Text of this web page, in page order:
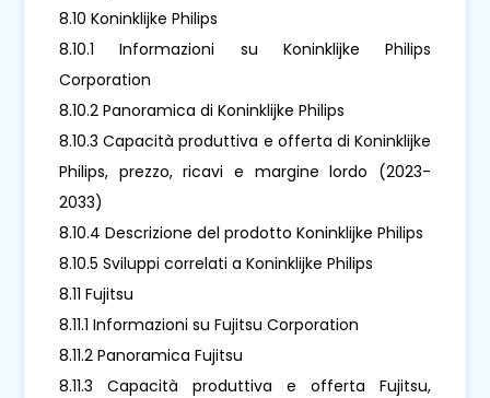
8.10 Koninklijke Philips
8.10.1 Informazioni su Koninklijke Philips
Corporation
8.10.2 Panoramica di Koninklijke Philips
8.10.3 Capacità produttiva e offerta di Koninklijke
Philips, prezzo, ricavi e margine lordo (2023-
2033)
8.10.4 Descrizione del prodotto Koninklijke Philips
8.10.5 Sviluppi correlati a Koninklijke Philips
8.11 Fujitsu
8.11.1 Informazioni su Fujitsu Corporation
8.11.2 Panoramica Fujitsu
8.11.3 Capacità produttiva e offerta Fujitsu,